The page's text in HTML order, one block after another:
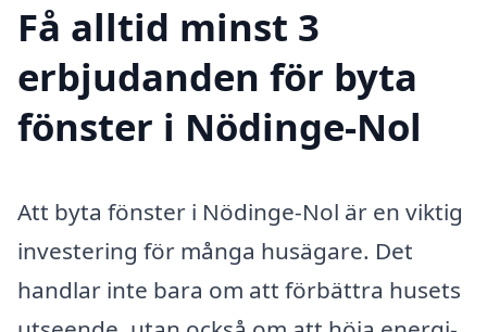
Få alltid minst 3
erbjudanden för byta
fönster i Nödinge-Nol
Att byta fönster i Nödinge-Nol är en viktig
investering för många husägare. Det
handlar inte bara om att förbättra husets